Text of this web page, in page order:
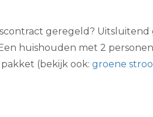
geregeld?
huishouden met 2
(bekijk ook: groene